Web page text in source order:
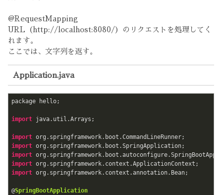
@RequestMapping
URL（http://localhost:8080/）のリクエストを処理してく
れます。
ここでは、文字列を返す。
Application.java
package hello;
import java.util.Arrays;
import
import
import
import
import org.springframework.context.annotation.Bean;
@SpringBootApplication